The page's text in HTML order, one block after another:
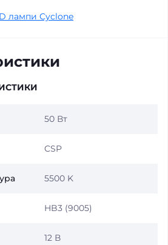
лампи Cyclone
50 Вт
CSP
5500 K
HB3 (9005)
12 В